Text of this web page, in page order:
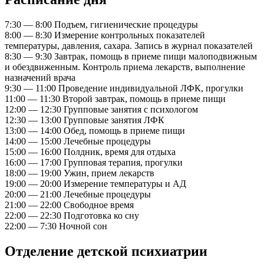
7:30 — 8:00 Подъем, гигиенические процедуры
8:00 — 8:30 Измерение контрольных показателей
температуры, давления, сахара. Запись в журнал показателей
8:30 — 9:30 Завтрак, помощь в приеме пищи малоподвижным
и обездвиженным. Контроль приема лекарств, выполнение
назначений врача
9:30 — 11:00 Проведение индивидуальной ЛФК, прогулки
11:00 — 11:30 Второй завтрак, помощь в приеме пищи
12:00 — 12:30 Групповые занятия с психологом
12:30 — 13:00 Групповые занятия ЛФК
13:00 — 14:00 Обед, помощь в приеме пищи
14:00 — 15:00 Лечебные процедуры
15:00 — 16:00 Полдник, время для отдыха
16:00 — 17:00 Групповая терапия, прогулки
18:00 — 19:00 Ужин, прием лекарств
19:00 — 20:00 Измерение температуры и АД
20:00 — 21:00 Лечебные процедуры
21:00 — 22:00 Свободное время
22:00 — 22:30 Подготовка ко сну
22:00 — 7:30 Ночной сон
Отделение детской психиатрии